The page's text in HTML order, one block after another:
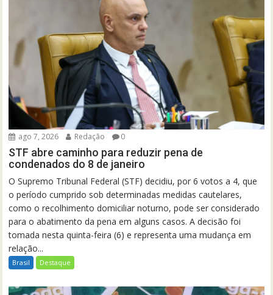
ago 7, 2026 Redação 0
STF abre caminho para reduzir pena de
condenados do 8 de janeiro
O Supremo Tribunal Federal (STF) decidiu, por 6 votos a 4, que
o período cumprido sob determinadas medidas cautelares,
como o recolhimento domiciliar noturno, pode ser considerado
para o abatimento da pena em alguns casos. A decisão foi
tomada nesta quinta-feira (6) e representa uma mudança em
relação...
Brasil Destaque